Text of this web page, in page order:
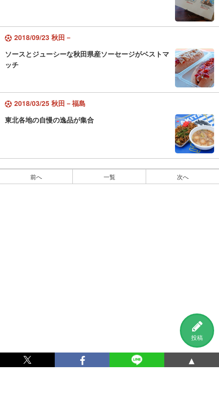
投稿
2018/09/23 秋田－
ソースとジューシーな秋田県産ソーセージがベストマ
ッチ
2018/03/25 秋田－福島
東北各地の自慢の逸品が集合
前へ 一覧 次へ
▲